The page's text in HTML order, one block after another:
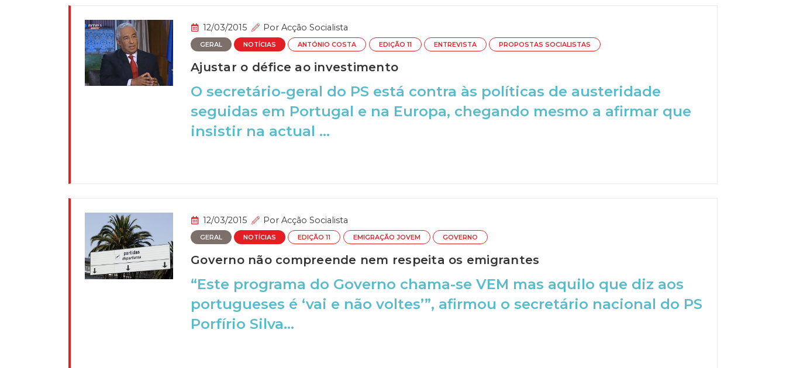
12/03/2015 Por Acção Socialista
GERAL NOTÍCIAS ANTÓNIO COSTA EDIÇÃO 11 ENTREVISTA PROPOSTAS SOCIALISTAS
Ajustar o défice ao investimento
O secretário-geral do PS está contra às políticas de austeridade
seguidas em Portugal e na Europa, chegando mesmo a afirmar que
insistir na actual ...
12/03/2015 Por Acção Socialista
GERAL NOTÍCIAS EDIÇÃO 11 EMIGRAÇÃO JOVEM GOVERNO
Governo não compreende nem respeita os emigrantes
“Este programa do Governo chama-se VEM mas aquilo que diz aos
portugueses é ‘vai e não voltes’”, afirmou o secretário nacional do PS
Porfírio Silva...